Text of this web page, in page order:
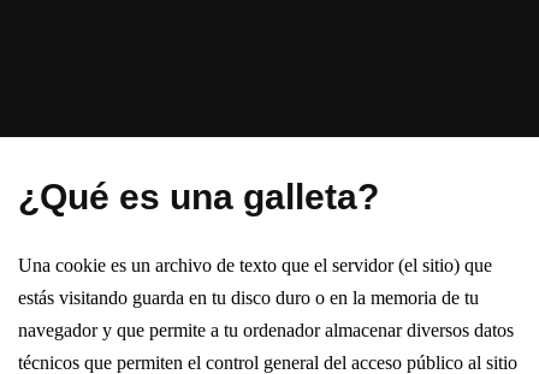
¿Qué es una galleta?
Una cookie es un archivo de texto que el servidor (el sitio) que
estás visitando guarda en tu disco duro o en la memoria de tu
navegador y que permite a tu ordenador almacenar diversos datos
técnicos que permiten el control general del acceso público al sitio